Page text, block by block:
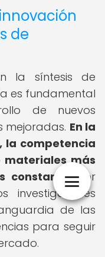
de
la síntesis de
es fundamental
de nuevos
mejoradas. En la
la competencia
más
constante.Por
investigadores
de las
para seguir